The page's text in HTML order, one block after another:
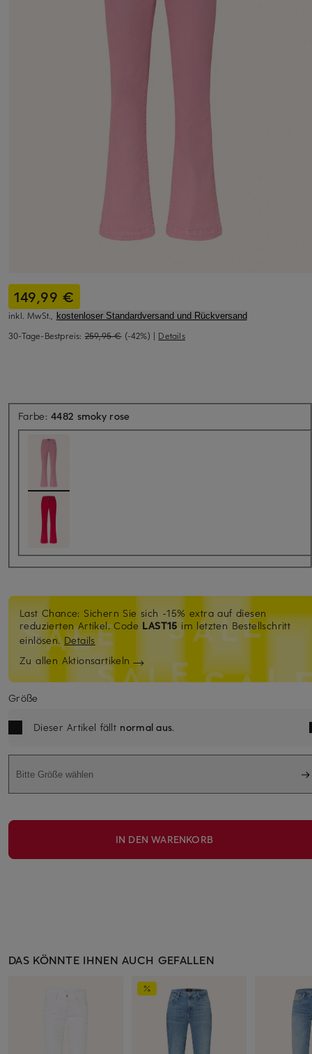
149,99 €
inkl. MwSt., kostenloser Standardversand und Rückversand
30-Tage-Bestpreis: 259,95 € (-42%) | Details
Farbe:4482 smoky rose
Last Chance: Sichern Sie sich -15% extra auf diesen
reduzierten Artikel. Code LAST15im letzten Bestellschritt
einlösen.Details
Zu allen Aktionsartikeln
Größe
Dieser Artikel fällt normal aus.
Bitte Größe wählen
IN DEN WARENKORB
DAS KÖNNTE IHNEN AUCH GEFALLEN